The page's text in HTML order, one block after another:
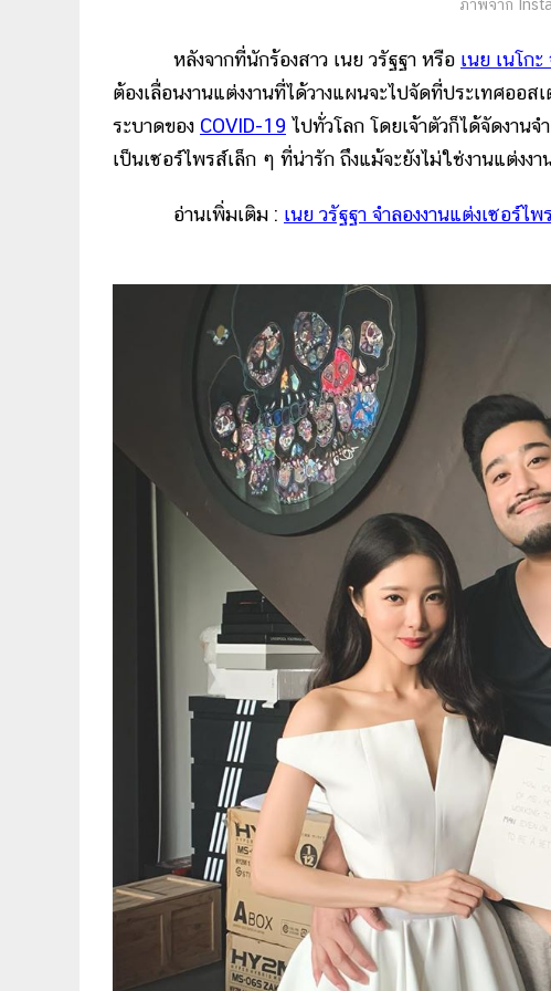
ภาพจาก
หลังจากที่นักร้องสาว เนย วรัฐฐา หรือ เนย เนโก
ต้องเลื่อนงานแต่งงานที่ได้วางแผนจะไปจัดที่ประเทศออ
ระบาดของ COVID-19 ไปทั่วโลก โดยเจ้าตัวก็ได้จัดงาน
เป็นเซอร์ไพรส์เล็ก ๆ ที่น่ารัก ถึงแม้จะยังไม่ใช่งานแต่งง
อ่านเพิ่มเติม : เนย วรัฐฐา จำลองงานแต่งเซอร์